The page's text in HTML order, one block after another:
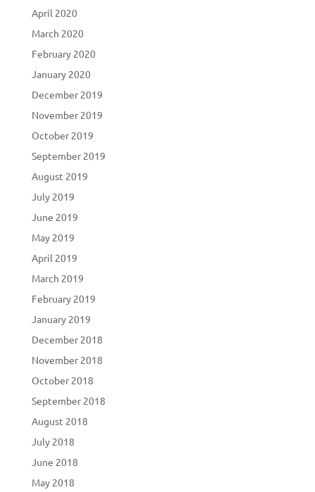
April 2020
March 2020
February 2020
January 2020
December 2019
November 2019
October 2019
September 2019
August 2019
July 2019
June 2019
May 2019
April 2019
March 2019
February 2019
January 2019
December 2018
November 2018
October 2018
September 2018
August 2018
July 2018
June 2018
May 2018